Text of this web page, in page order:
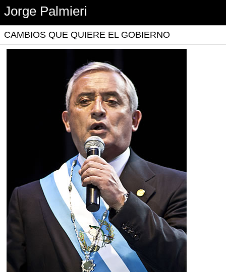
Jorge Palmieri
CAMBIOS QUE QUIERE EL GOBIERNO